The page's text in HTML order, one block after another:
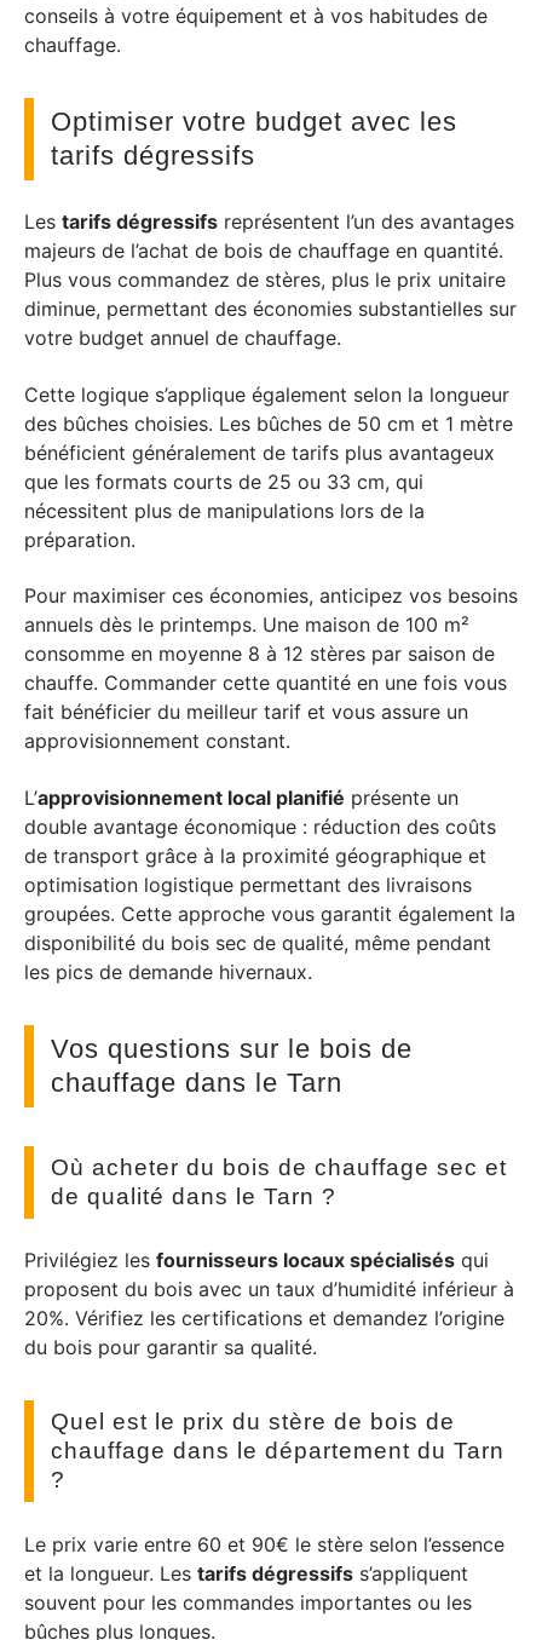
conseils à votre équipement et à vos habitudes de
chauffage.
Optimiser votre budget avec les
tarifs dégressifs
Les tarifs dégressifs représentent l’un des avantages
majeurs de l’achat de bois de chauffage en quantité.
Plus vous commandez de stères, plus le prix unitaire
diminue, permettant des économies substantielles sur
votre budget annuel de chauffage.
Cette logique s’applique également selon la longueur
des bûches choisies. Les bûches de 50 cm et 1 mètre
bénéficient généralement de tarifs plus avantageux
que les formats courts de 25 ou 33 cm, qui
nécessitent plus de manipulations lors de la
préparation.
Pour maximiser ces économies, anticipez vos besoins
annuels dès le printemps. Une maison de 100 m²
consomme en moyenne 8 à 12 stères par saison de
chauffe. Commander cette quantité en une fois vous
fait bénéficier du meilleur tarif et vous assure un
approvisionnement constant.
L’approvisionnement local planifié présente un
double avantage économique : réduction des coûts
de transport grâce à la proximité géographique et
optimisation logistique permettant des livraisons
groupées. Cette approche vous garantit également la
disponibilité du bois sec de qualité, même pendant
les pics de demande hivernaux.
Vos questions sur le bois de
chauffage dans le Tarn
Où acheter du bois de chauffage sec et
de qualité dans le Tarn ?
Privilégiez les fournisseurs locaux spécialisés qui
proposent du bois avec un taux d’humidité inférieur à
20%. Vérifiez les certifications et demandez l’origine
du bois pour garantir sa qualité.
Quel est le prix du stère de bois de
chauffage dans le département du Tarn
?
Le prix varie entre 60 et 90€ le stère selon l’essence
et la longueur. Les tarifs dégressifs s’appliquent
souvent pour les commandes importantes ou les
bûches plus longues.